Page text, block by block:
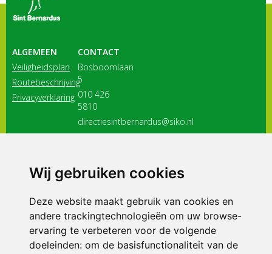
Wij gebruiken cookies
Deze website maakt gebruik van cookies en
andere trackingtechnologieën om uw browse-
ervaring te verbeteren voor de volgende
doeleinden: om de basisfunctionaliteit van de
ALGEMEEN
Veiligheidsplan
Routebeschrijving
Privacyverklaring
CONTACT
Bosboomlaan
5
010 426
5810
directiesintbernardus@siko.nl
3116 JB
ONDERDEEL VAN